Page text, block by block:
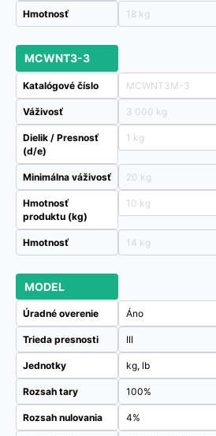
Hmotnosť 18 kg
MCWNT3-3
Katalógové číslo MCWNT3M-3
Váživosť 3 000 kg
Dielik / Presnosť
(d/e)
1 kg
Minimálna váživosť 20 kg
Hmotnosť
produktu (kg)
10 kg
Hmotnosť 14 kg
MODEL
Úradné overenie Áno
Trieda presnosti III
Jednotky kg, lb
Rozsah tary 100%
Rozsah nulovania 4%